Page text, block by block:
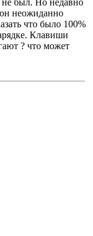
не был. Но недавно
неожиданно
что было 100%
Клавиши
? что может